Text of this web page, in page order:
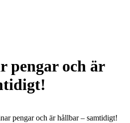
pengar och är
pengar och är hållbar – samtidigt!